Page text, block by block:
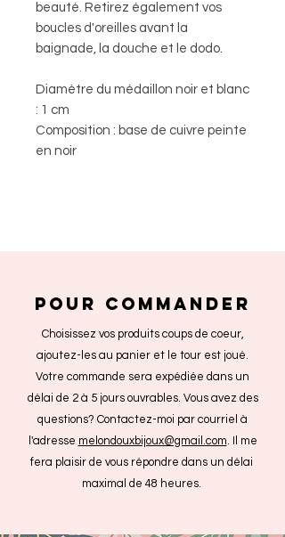
beauté. Retirez également vos
boucles d'oreilles avant la
baignade, la douche et le dodo.
Diamètre du médaillon noir et blanc
: 1 cm
Composition : base de cuivre peinte
en noir
POUR COMMANDER
Choisissez vos produits coups de coeur,
ajoutez-les au panier et le tour est joué.
Votre commande sera expédiée dans un
délai de 2 à 5 jours ouvrables. Vous avez des
questions? Contactez-moi par courriel à
l'adresse melondouxbijoux@gmail.com. Il me
fera plaisir de vous répondre dans un délai
maximal de 48 heures.